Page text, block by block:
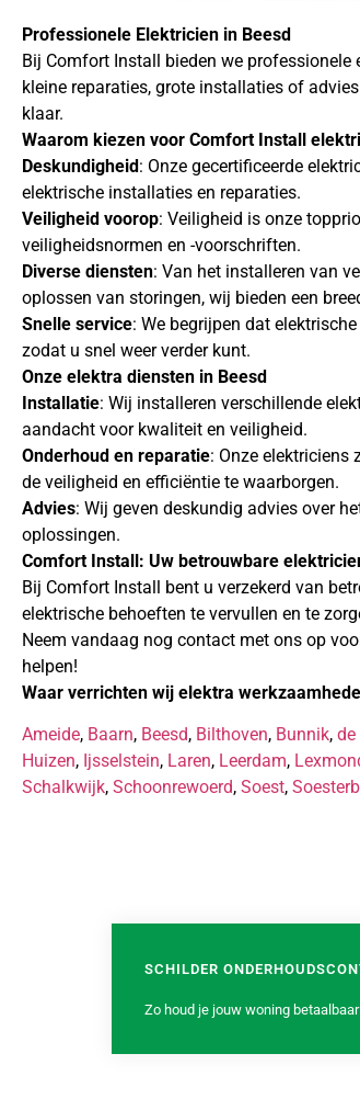
Professionele Elektricien in Beesd
Bij Comfort Install bieden we
kleine reparaties, grote installaties of
klaar.
Waarom kiezen voor Comfort Install
Deskundigheid: Onze gecertificeerde
elektrische installaties en reparaties.
Veiligheid voorop: Veiligheid is onze
veiligheidsnormen en -voorschriften.
Diverse diensten: Van het installeren van
oplossen van storingen, wij bieden een
Snelle service: We begrijpen dat
zodat u snel weer verder kunt.
Onze elektra diensten in Beesd
Installatie: Wij installeren verschillende
aandacht voor kwaliteit en veiligheid.
Onderhoud en reparatie: Onze elektriciens
de veiligheid en efficiëntie te waarborgen.
Advies: Wij geven deskundig advies over
oplossingen.
Comfort Install: Uw betrouwbare
Bij Comfort Install bent u verzekerd van
elektrische behoeften te vervullen en te
Neem vandaag nog contact met ons op
helpen!
Waar verrichten wij elektra
Ameide, Baarn, Beesd, Bilthoven, Bunnik, de
Huizen, Ijsselstein, Laren, Leerdam,
Schalkwijk, Schoonrewoerd, Soest,
SCHILDER
Zo houd je jouw woning